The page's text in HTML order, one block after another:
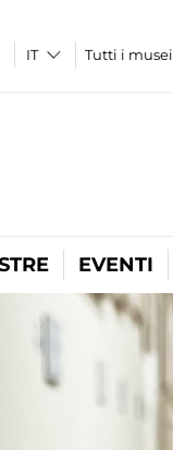
Tutti i musei
EVENTI